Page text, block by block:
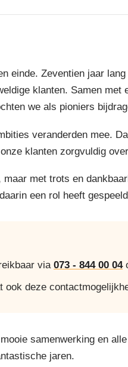
einde. Zeventien jaar
klanten. Samen met
we als pioniers
veranderden mee.
klanten zorgvuldig
met trots en
een rol heeft
via 073 - 844 00 04
ook deze
samenwerking en
jaren.